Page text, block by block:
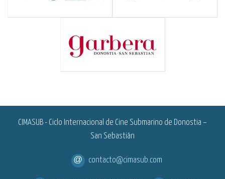
CIMASUB - Ciclo Internacional de Cine Submarino de Donostia –
San Sebastián
contacto@cimasub.com